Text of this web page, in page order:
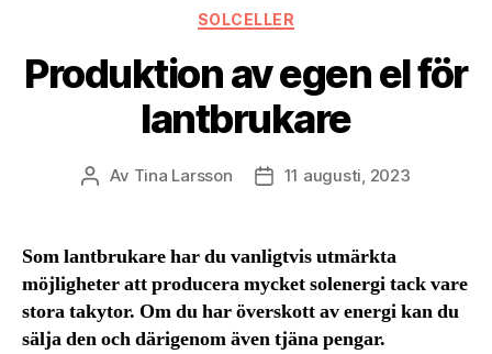
Kategorier
SOLCELLER
Produktion av egen el för
lantbrukare
Inläggsförfattare
Av Tina Larsson Inläggsdatum
11 augusti, 2023
Som lantbrukare har du vanligtvis utmärkta
möjligheter att producera mycket solenergi tack vare
stora takytor. Om du har överskott av energi kan du
sälja den och därigenom även tjäna pengar.